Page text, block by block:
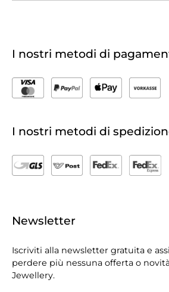
I nostri metodi di
I nostri metodi di
Newsletter
Iscriviti alla newsletter gratuita e
perdere più nessuna offerta o
Jewellery.